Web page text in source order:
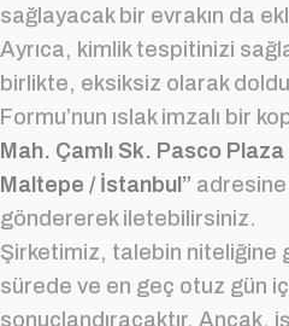
sağlayacak bir evrakın da
Ayrıca, kimlik tespitinizi
birlikte, eksiksiz olarak
Formu’nun ıslak imzalı bir
Mah. Çamlı Sk. Pasco
Maltepe / İstanbul” adresine
göndererek iletebilirsiniz.
Şirketimiz, talebin niteliğine
sürede ve en geç otuz gün
sonuçlandıracaktır. Ancak,